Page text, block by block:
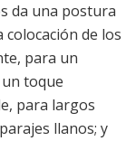
da una postura
de los
para un
toque
para largos
llanos; y